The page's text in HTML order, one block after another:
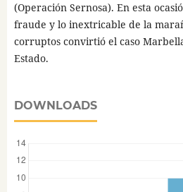
(Operación Sernosa). En esta
fraude y lo inextricable de la
corruptos convirtió el caso
Estado.
DOWNLOADS